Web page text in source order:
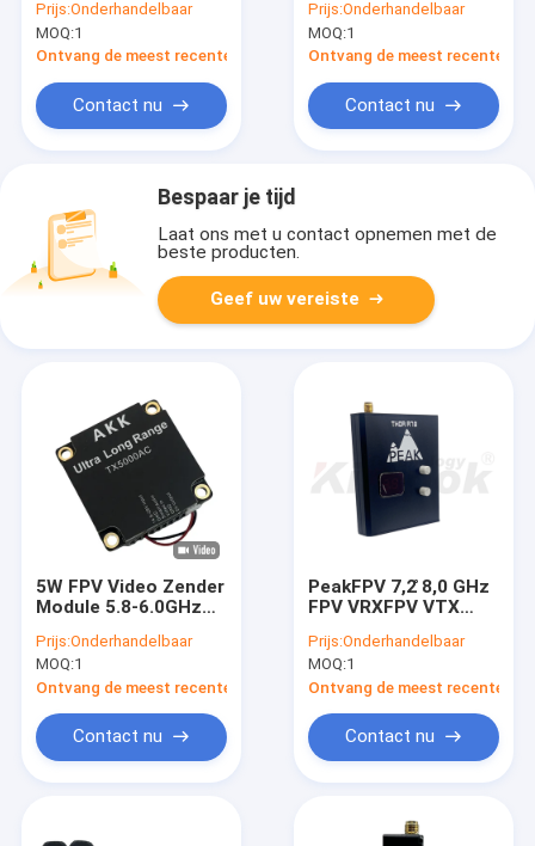
videotransmitter
voor
langeafstandsdrones
Prijs:Onderhandelbaar
MOQ:1
Ontvang de meest recente Prijs
Contact nu
voor drone-
accessoires
Prijs:Onderhandelbaar
MOQ:1
Ontvang de meest recente
Contact nu
Bespaar je tijd
Laat ons met u contact opnemen met de
beste producten.
Geef uw vereiste
5W FPV Video Zender
Module 5.8-6.0GHz
Accessoires
Prijs:Onderhandelbaar
MOQ:1
Ontvang de meest recente Prijs
Contact nu
PeakFPV 7,2 ̊8,0 GHz
FPV VRXFPV VTX
met compact
ontwerp en
koelsysteem dat
videofeed biedt aan
FPV-dronepiloten en
-liefhebbers
Prijs:Onderhandelbaar
MOQ:1
Ontvang de meest recente
Contact nu